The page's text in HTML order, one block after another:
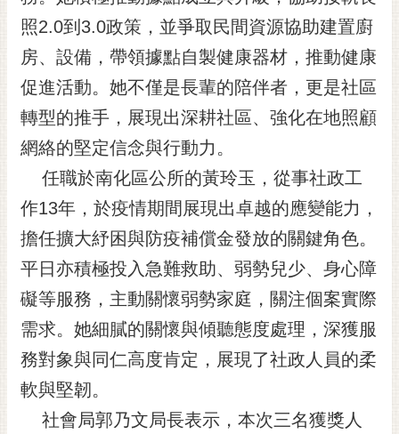
私
權
及
安
全
政
策
資
料
放
宣
告
市
府
交
照2.0到3.0政策，並爭取民間資源協助建置廚
房、設備，帶領據點自製健康器材，推動健康
促進活動。她不僅是長輩的陪伴者，更是社區
轉型的推手，展現出深耕社區、強化在地照顧
網絡的堅定信念與行動力。
任職於南化區公所的黃玲玉，從事社政工
作13年，於疫情期間展現出卓越的應變能力，
擔任擴大紓困與防疫補償金發放的關鍵角色。
平日亦積極投入急難救助、弱勢兒少、身心障
礙等服務，主動關懷弱勢家庭，關注個案實際
需求。她細膩的關懷與傾聽態度處理，深獲服
務對象與同仁高度肯定，展現了社政人員的柔
軟與堅韌。
社會局郭乃文局長表示，本次三名獲獎人